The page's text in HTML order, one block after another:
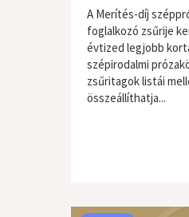
A Merítés-díj
foglalkozó zsűrije
évtized legjobb
szépirodalmi
zsűritagok listái
összeállíthatja...